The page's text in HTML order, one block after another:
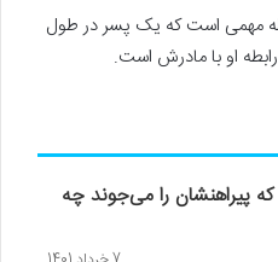
مهمی ‌است که یک پسر در طول
او با مادرش است.
که پیراهنشان را می‌جوند چه